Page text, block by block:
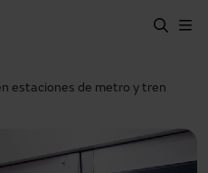
estaciones de metro y tren